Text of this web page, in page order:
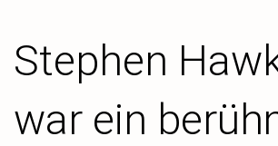
Stephen
war ein